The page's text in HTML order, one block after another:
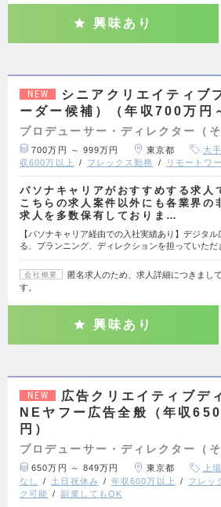
興味あり
NEW
シニアクリエイティブ
ーダー候補）（年収700万円
プロデューサー・ディレクター（そ
700万円 ～ 999万円 東京都 大
収600万以上
フレックス勤務 リモートワ
パソナキャリアがおすすめする求人
こちらの求人案件以外にも各業界の
求人を多数保有しておりま…
【パソナキャリア経由での入社実績あり】デジタ
る、プランニング、ディレクションを担っていた
会社概要
匿名求人のため、求人詳細につきまし
す。
興味あり
NEW
広告クリエイティブデ
NEヤフー広告全般（年収
円）
プロデューサー・ディレクター（そ
650万円 ～ 849万円 東京都 上
なし
土日祝休み 年収600万以上 フレッ
ク可能
副業してもOK